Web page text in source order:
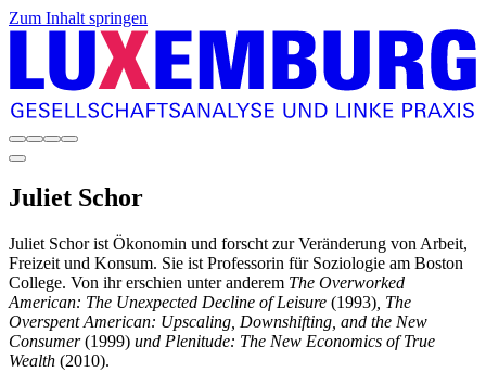
Zum Inhalt springen
Juliet Schor
Juliet Schor ist Ökonomin und forscht zur Veränderung von Arbeit,
Freizeit und Konsum. Sie ist Professorin für Soziologie am Boston
College. Von ihr erschien unter anderem The Overworked
American: The Unexpected Decline of Leisure (1993) , The
Overspent American: Upscaling, Downshifting, and the New
Consumer(1999) und Plenitude: The New Economics of True
Wealth (2010).